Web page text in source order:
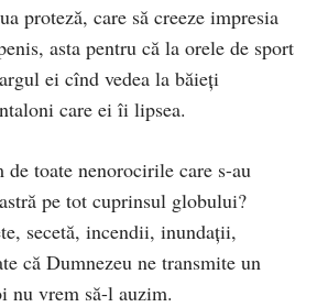
proteză, care să creeze impresia
asta pentru că la orele de sport
ei cînd vedea la băieți
care ei îi lipsea.
de toate nenorocirile care s-au
pe tot cuprinsul globului?
secetă, incendii, inundații,
că Dumnezeu ne transmite un
nu vrem să-l auzim.